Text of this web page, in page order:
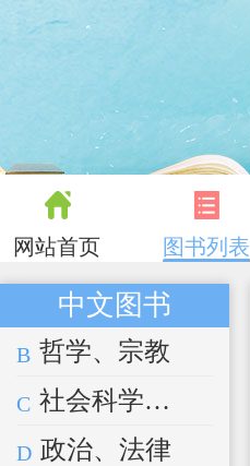
网站首页 图书列表
中文图书
B 哲学、宗教
C 社会科学总论
D 政治、法律